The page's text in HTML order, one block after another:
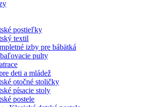
postieľky
textil
izby pre bábätká
pulty
deti a mládež
otočné stoličky
písacie stoly
postele